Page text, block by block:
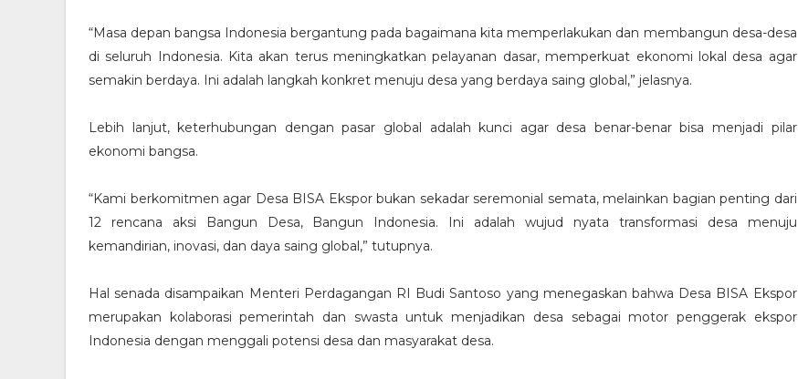
“Masa depan bangsa Indonesia bergantung pada bagaimana kita memperlakukan dan membangun desa-desa
di seluruh Indonesia. Kita akan terus meningkatkan pelayanan dasar, memperkuat ekonomi lokal desa agar
semakin berdaya. Ini adalah langkah konkret menuju desa yang berdaya saing global,” jelasnya.
Lebih lanjut, keterhubungan dengan pasar global adalah kunci agar desa benar-benar bisa menjadi pilar
ekonomi bangsa.
“Kami berkomitmen agar Desa BISA Ekspor bukan sekadar seremonial semata, melainkan bagian penting dari
12 rencana aksi Bangun Desa, Bangun Indonesia. Ini adalah wujud nyata transformasi desa menuju
kemandirian, inovasi, dan daya saing global,” tutupnya.
Hal senada disampaikan Menteri Perdagangan RI Budi Santoso yang menegaskan bahwa Desa BISA Ekspor
merupakan kolaborasi pemerintah dan swasta untuk menjadikan desa sebagai motor penggerak ekspor
Indonesia dengan menggali potensi desa dan masyarakat desa.